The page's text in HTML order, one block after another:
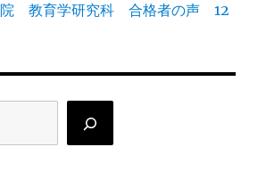
院 教育学研究科 合格者の声 12